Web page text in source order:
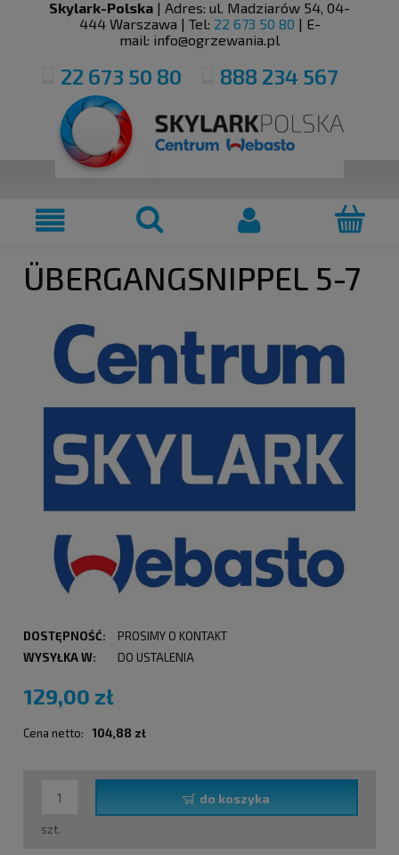
Skylark-Polska | Adres: ul. Madziarów 54, 04-
444 Warszawa | Tel: 22 673 50 80 | E-
mail: info@ogrzewania.pl
22 673 50 80 888 234 567
ÜBERGANGSNIPPEL 5-7
DOSTĘPNOŚĆ:
PROSIMY O KONTAKT
WYSYŁKA W:
DO USTALENIA
129,00 zł
Cena netto: 104,88 zł
szt.
do koszyka